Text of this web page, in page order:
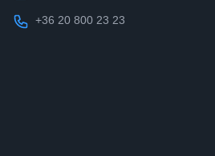
+36 20 800 23 23